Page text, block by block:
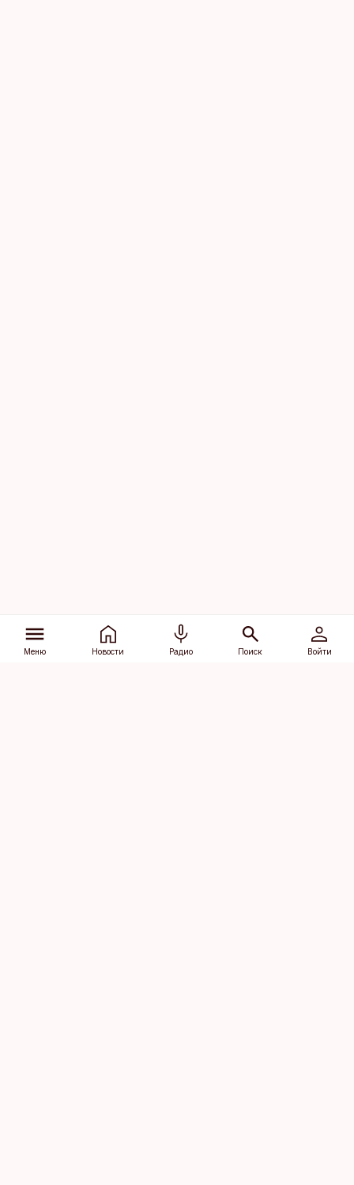
Меню Новости Радио Поиск Войти